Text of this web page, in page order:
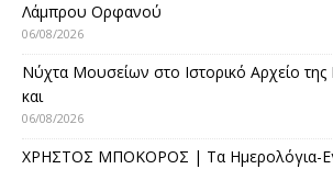
Λάμπρου Ορφανού
06/08/2026
Νύχτα Μουσείων στο Ιστορικό Αρχείο της
και
06/08/2026
ΧΡΗΣΤΟΣ ΜΠΟΚΟΡΟΣ | Τα Ημερολόγια-